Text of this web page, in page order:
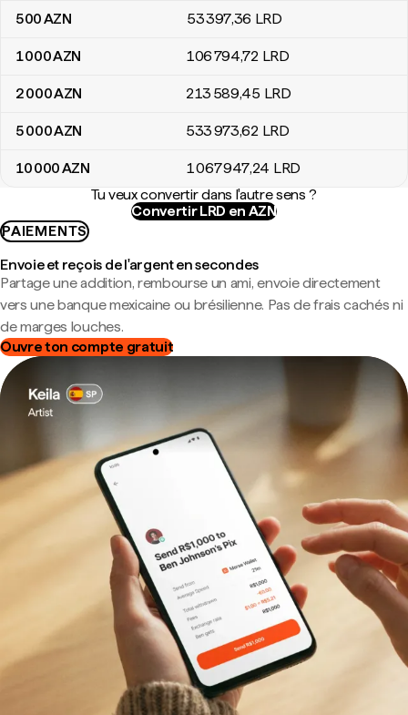
500AZN 53 397,36 LRD
1 000AZN 106 794,72 LRD
2 000AZN 213 589,45 LRD
5 000AZN 533 973,62 LRD
10 000AZN 1 067 947,24 LRD
Tu veux convertir dans l'autre sens ?
Convertir LRD en AZN
PAIEMENTS
Envoie et reçois de l'argent en secondes
Partage une addition, rembourse un ami, envoie directement
vers une banque mexicaine ou brésilienne. Pas de frais cachés ni
de marges louches.
Ouvre ton compte gratuit